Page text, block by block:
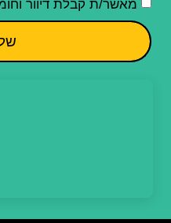
מאשר/ת קבלת דיוור